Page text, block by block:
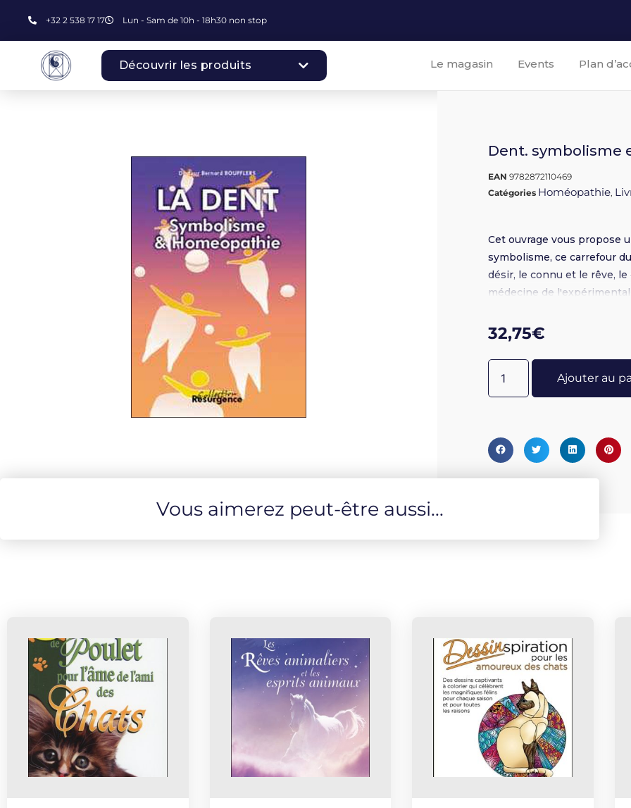
+32 2 538 17 17 Lun - Sam de 10h - 18h30 non stop
Découvrir les produits Le magasin Events Plan
Dent. symbolisme
EAN9782872110469
Catégories Homéopathie,
Cet ouvrage vous propose
symbolisme, ce carrefour
désir, le connu et le rêve,
médecine de
32,75€
Ajouter au
Vous aimerez peut-être aussi...